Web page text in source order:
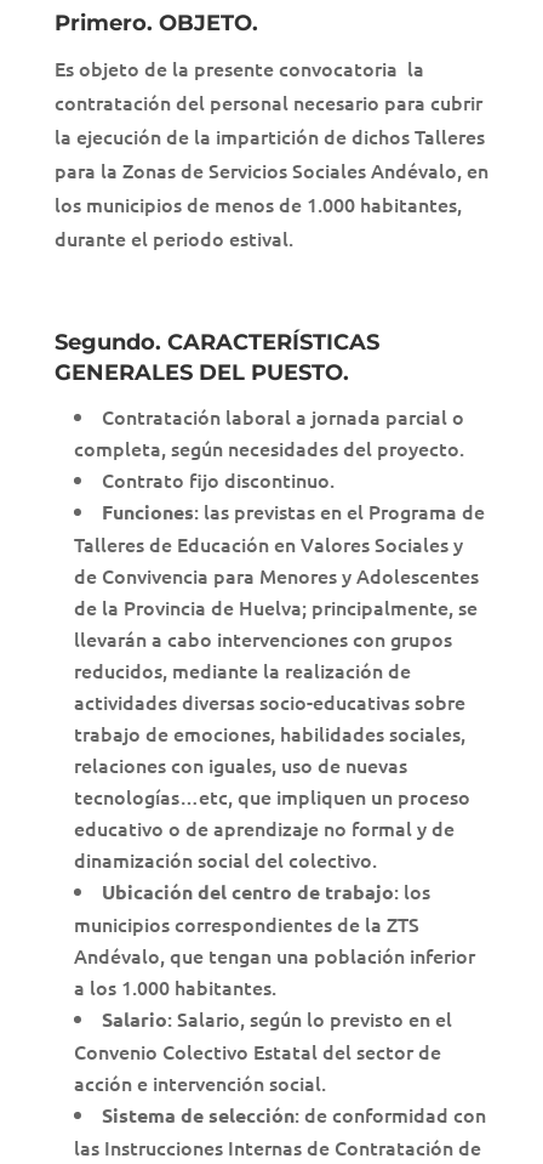
Primero. OBJETO.
Es objeto de la presente convocatoria la
contratación del personal necesario para cubrir
la ejecución de la impartición de dichos Talleres
para la Zonas de Servicios Sociales Andévalo, en
los municipios de menos de 1.000 habitantes,
durante el periodo estival.
Segundo. CARACTERÍSTICAS
GENERALES DEL PUESTO.
Contratación laboral a jornada parcial o
completa, según necesidades del proyecto.
Contrato fijo discontinuo.
Funciones: las previstas en el Programa de
Talleres de Educación en Valores Sociales y
de Convivencia para Menores y Adolescentes
de la Provincia de Huelva; principalmente, se
llevarán a cabo intervenciones con grupos
reducidos, mediante la realización de
actividades diversas socio-educativas sobre
trabajo de emociones, habilidades sociales,
relaciones con iguales, uso de nuevas
tecnologías…etc, que impliquen un proceso
educativo o de aprendizaje no formal y de
dinamización social del colectivo.
Ubicación del centro de trabajo: los
municipios correspondientes de la ZTS
Andévalo, que tengan una población inferior
a los 1.000 habitantes.
Salario: Salario, según lo previsto en el
Convenio Colectivo Estatal del sector de
acción e intervención social.
Sistema de selección: de conformidad con
las Instrucciones Internas de Contratación de